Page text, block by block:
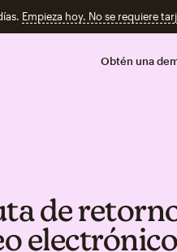
Empieza hoy. No se requiere
Obtén una
de
electrónico